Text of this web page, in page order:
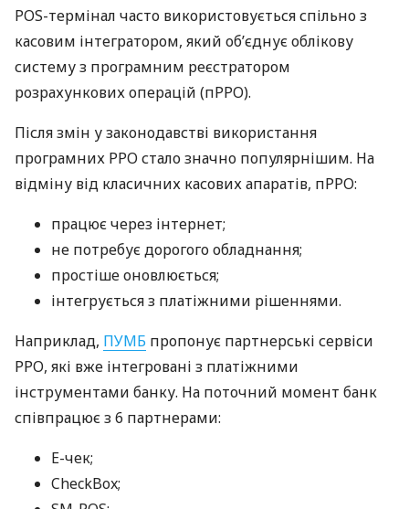
POS-термінал часто використовується спільно з
касовим інтегратором, який об’єднує облікову
систему з програмним реєстратором
розрахункових операцій (пРРО).
Після змін у законодавстві використання
програмних РРО стало значно популярнішим. На
відміну від класичних касових апаратів, пРРО:
працює через інтернет;
не потребує дорогого обладнання;
простіше оновлюється;
інтегрується з платіжними рішеннями.
Наприклад, ПУМБ пропонує партнерські сервіси
РРО, які вже інтегровані з платіжними
інструментами банку. На поточний момент банк
співпрацює з 6 партнерами:
E-чек;
CheckBox;